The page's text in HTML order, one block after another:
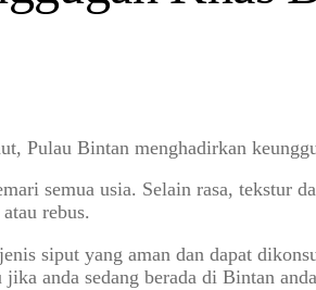
Pulau Bintan menghadirkan
semua usia. Selain rasa, tekstur
rebus.
siput yang aman dan dapat
anda sedang berada di Bintan